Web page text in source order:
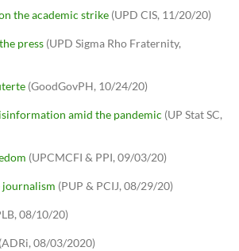
the academic strike (UPD CIS, 11/20/20)
press (UPD Sigma Rho Fraternity,
(GoodGovPH, 10/24/20)
amid the pandemic (UP Stat SC,
(UPCMCFI & PPI, 09/03/20)
journalism (PUP & PCIJ, 08/29/20)
08/10/20)
(ADRi, 08/03/2020)